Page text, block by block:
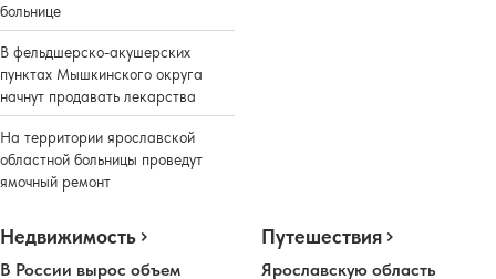
больнице
В фельдшерско-акушерских
пунктах Мышкинского округа
начнут продавать лекарства
На территории ярославской
областной больницы проведут
ямочный ремонт
Недвижимость
В России вырос объем
Путешествия
Ярославскую область